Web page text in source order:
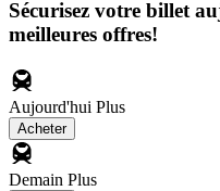
Sécurisez votre billet
meilleures offres!
Aujourd'hui Plus
Acheter
Demain Plus